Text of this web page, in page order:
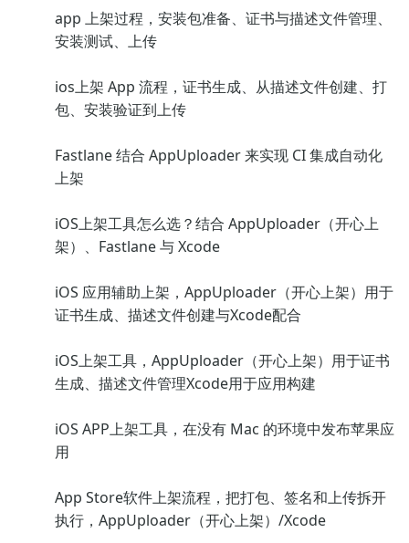
app 上架过程，安装包准备、证书与描述文件管理、
安装测试、上传
ios上架 App 流程，证书生成、从描述文件创建、打
包、安装验证到上传
Fastlane 结合 AppUploader 来实现 CI 集成自动化
上架
iOS上架工具怎么选？结合 AppUploader（开心上
架）、Fastlane 与 Xcode
iOS 应用辅助上架，AppUploader（开心上架）用于
证书生成、描述文件创建与Xcode配合
iOS上架工具，AppUploader（开心上架）用于证书
生成、描述文件管理Xcode用于应用构建
iOS APP上架工具，在没有 Mac 的环境中发布苹果应
用
App Store软件上架流程，把打包、签名和上传拆开
执行，AppUploader（开心上架）/Xcode